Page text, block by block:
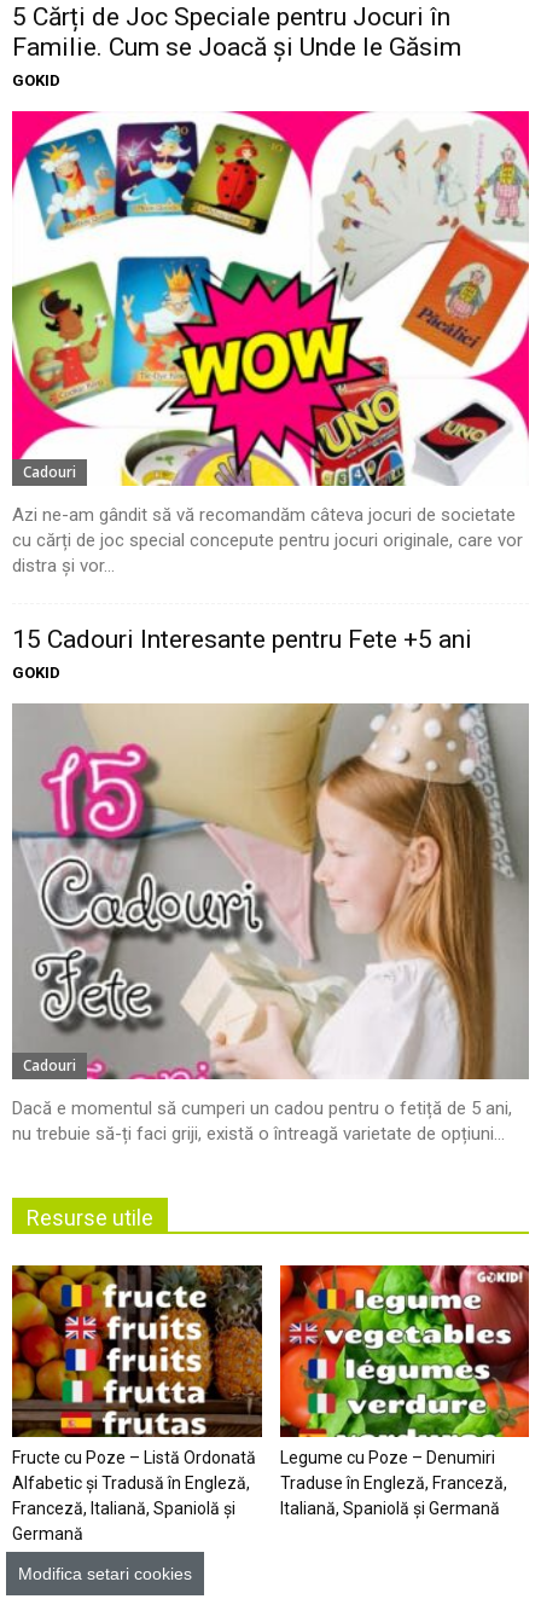
5 Cărți de Joc Speciale pentru Jocuri în
Familie. Cum se Joacă și Unde le Găsim
GOKID
Cadouri
Azi ne-am gândit să vă recomandăm câteva jocuri de societate
cu cărți de joc special concepute pentru jocuri originale, care vor
distra și vor...
15 Cadouri Interesante pentru Fete +5 ani
GOKID
Cadouri
Dacă e momentul să cumperi un cadou pentru o fetiță de 5 ani,
nu trebuie să-ți faci griji, există o întreagă varietate de opțiuni...
Resurse utile
Fructe cu Poze – Listă Ordonată
Alfabetic şi Tradusă în Engleză,
Franceză, Italiană, Spaniolă şi
Germană
Legume cu Poze – Denumiri
Traduse în Engleză, Franceză,
Italiană, Spaniolă şi Germană
Modifica setari cookies